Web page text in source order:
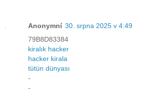
Anonymní 30. srpna 2025 v 4:49
79B8D83384
kiralık hacker
hacker kirala
tütün dünyası
-
-